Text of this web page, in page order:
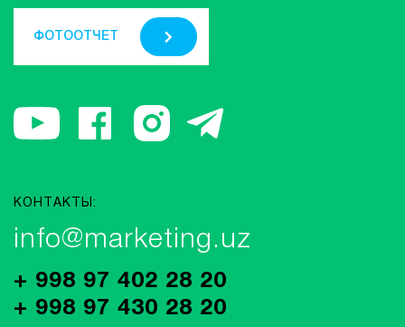
ФОТООТЧЕТ
КОНТАКТЫ:
info@marketing.uz
+ 998 97 402 28 20
+ 998 97 430 28 20